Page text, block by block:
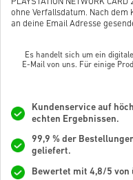
ohne Verfallsdatum. Nach
an deine Email Adresse
Es handelt sich um ein
E-Mail von uns. Für einige
Kundenservice auf
echten Ergebnissen.
99,9 % der
geliefert.
Bewertet mit 4,8/5